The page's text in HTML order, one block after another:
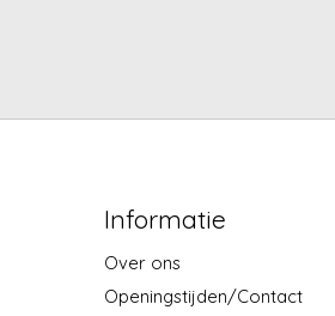
Informatie
Over ons
Openingstijden/Contact